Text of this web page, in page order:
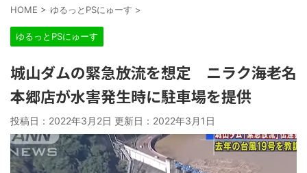
HOME > ゆるっとPSにゅーす >
ゆるっとPSにゅーす
城山ダムの緊急放流を想定 ニラク海老名
本郷店が水害発生時に駐車場を提供
投稿日：2022年3月2日 更新日： 2022年3月1日